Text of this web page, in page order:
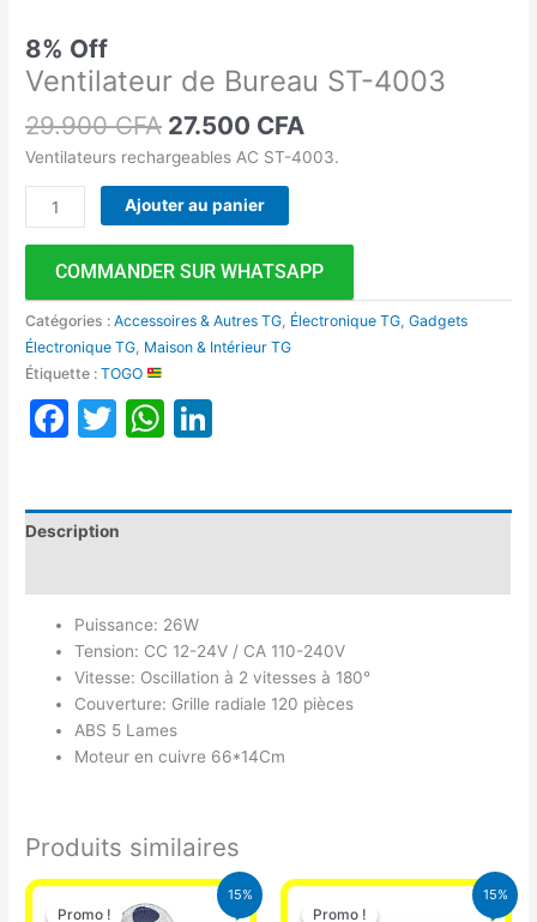
8% Off
Ventilateur de Bureau ST-4003
29.900CFA 27.500 CFA
Ventilateurs rechargeables AC ST-4003.
Ajouter au panier
COMMANDER SUR WHATSAPP
Catégories :Accessoires & Autres TG, Électronique TG,Gadgets
Électronique TG, Maison & Intérieur TG
Étiquette :TOGO
Facebook
TwitterWhatsApp
Description
Puissance: 26W
Tension: CC 12-24V / CA 110-240V
Vitesse: Oscillation à 2 vitesses à 180°
Couverture: Grille radiale 120 pièces
ABS 5 Lames
Moteur en cuivre 66*14Cm
Produits similaires
15%
Promo !
Promo !
Le
prix
Le
15%
Promo !
Promo !
Le
prix
Le
prix